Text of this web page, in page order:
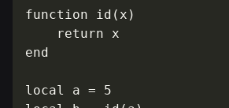
function id(x)
    return x
end
local a = 5